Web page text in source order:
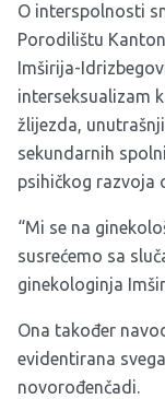
O interspolnosti
Porodilištu
Imširija-
interseksualizam
žlijezda,
sekundarnih
psihičkog razvoja
“Mi se na
susrećemo sa
ginekologinja
Ona također
evidentirana
novorođenčadi.